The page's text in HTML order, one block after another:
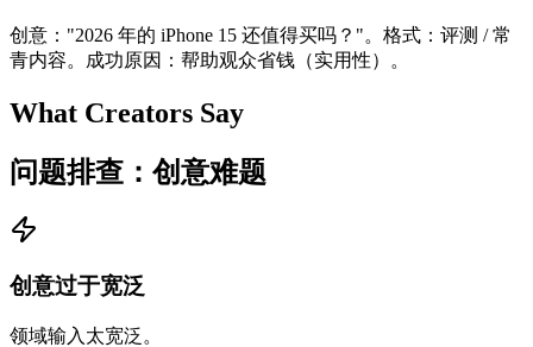
创意："2026 年的 iPhone 15 还值得买吗？"。格式：评测 / 常
青内容。成功原因：帮助观众省钱（实用性）。
What Creators Say
问题排查：创意难题
创意过于宽泛
领域输入太宽泛。